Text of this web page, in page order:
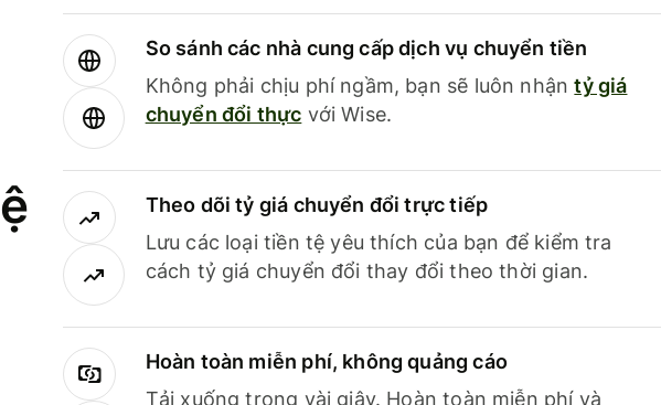
So sánh các nhà cung cấp dịch vụ chuyển tiền
Không phải chịu phí ngầm, bạn sẽ luôn nhậntỷ giá
chuyển đổi thực với Wise.
Theo dõi tỷ giá chuyển đổi trực tiếp
Lưu các loại tiền tệ yêu thích của bạn để kiểm tra
cách tỷ giá chuyển đổi thay đổi theo thời gian.
Hoàn toàn miễn phí, không quảng cáo
Tải xuống trong vài giây. Hoàn toàn miễn phí và